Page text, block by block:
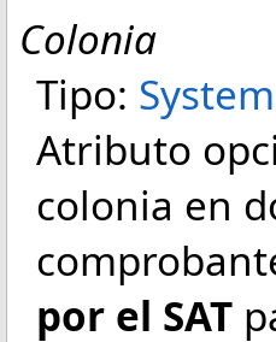
Colonia
Tipo: System
Atributo
colonia en
por el SAT